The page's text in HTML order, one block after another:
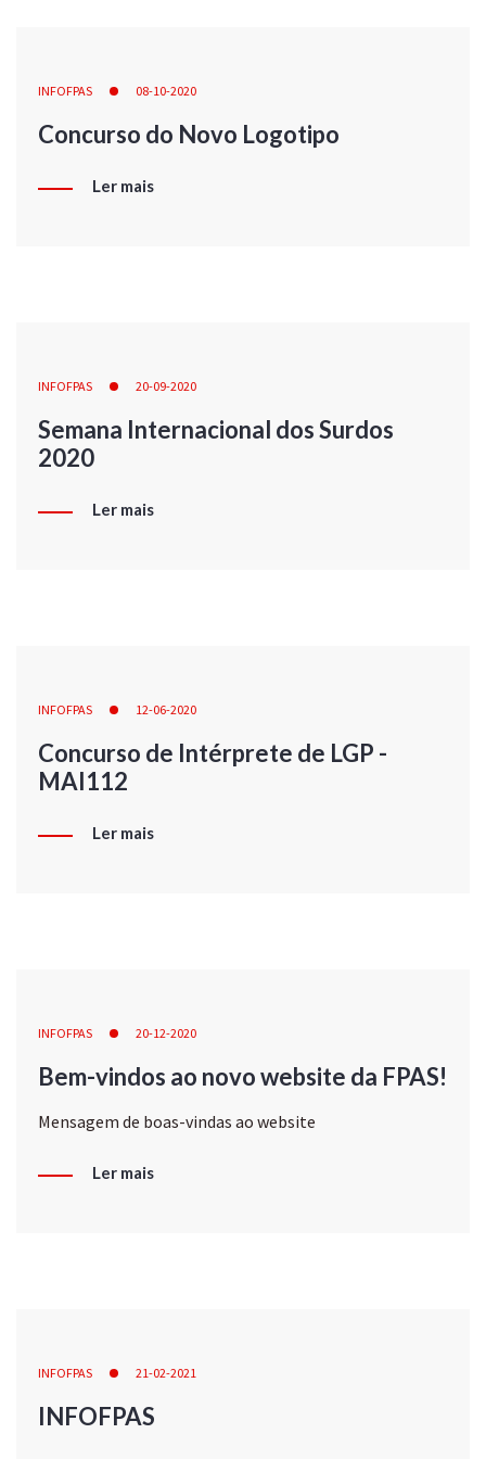
INFOFPAS 08-10-2020
Concurso do Novo Logotipo
Ler mais
INFOFPAS 20-09-2020
Semana Internacional dos Surdos
2020
Ler mais
INFOFPAS 12-06-2020
Concurso de Intérprete de LGP -
MAI112
Ler mais
INFOFPAS 20-12-2020
Bem-vindos ao novo website da FPAS!
Mensagem de boas-vindas ao website
Ler mais
INFOFPAS 21-02-2021
INFOFPAS